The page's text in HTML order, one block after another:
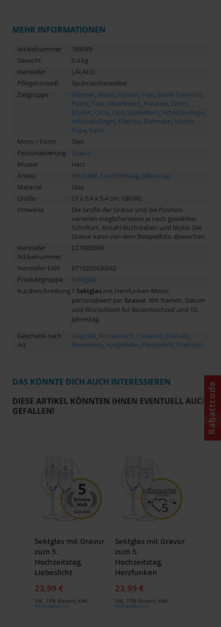
MEHR INFORMATIONEN
Artikelnummer
189049
Gewicht
0.4 kg
Hersteller
LALALO
Pflegehinweiß
Spülmaschinenfest
Zielgruppe
Männer, Mann, Frauen, Frau, Beste Freundin,
Paare, Paar, Mitarbeiter, Freunde, Eltern,
Bruder, Oma, Opa, Großeltern, Arbeitskollege,
Arbeitskollegin, Ehefrau, Ehemann, Mama,
Papa, Vater
Motiv / Form
Text
Personalisierung
Gravur
Muster
Herz
Anlass
Hochzeit, Hochzeitstag, Jahrestag
Material
Glas
Größe
21 x 5.4 x 5.4 cm. 180 ML
Hinweise
Die Größe der Gravur und die Position
variieren möglicherweise je nach gewählter
Schriftart, Anzahl Buchstaben und Motiv. Die
Gravur kann von dem Beispielfoto abweichen.
Hersteller
Artikelnummer
CC7000300
Hersteller EAN
8719202430042
Produktgruppe
Sektglas
Kurzbeschreibung 1 Sektglas mit Herzfunken-Motiv,
personalisiert per Gravur. Mit Namen, Datum
und Wunschtext für Rosenhochzeit und 10.
Jahrestag.
Geschenk nach
Art
Originell, Romantisch, Liebevoll, Exklusiv,
Besondere, Ausgefallen, Persönlich, Praktisch
DAS KÖNNTE DICH AUCH INTERESSIEREN
DIESE ARTIKEL KÖNNTEN IHNEN EVENTUELL AUCH
GEFALLEN!
Sektglas mit Gravur
zum 5.
Hochzeitstag,
Liebeslicht
23,99 €
Inkl. 19% Steuern, exkl.
Versandkosten
Sektglas mit Gravur
zum 5.
Hochzeitstag,
Herzfunken
23,99 €
Inkl. 19% Steuern, exkl.
Versandkosten
Rabattcode